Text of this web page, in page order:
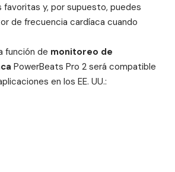
y, por supuesto, puedes
de frecuencia cardíaca cuando
función de monitoreo de
PowerBeats Pro 2 será compatible
en los EE. UU.: